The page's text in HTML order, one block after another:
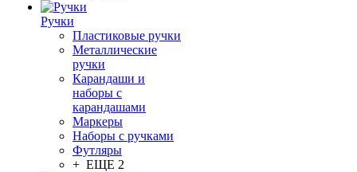
Ручки
Пластиковые ручки
Металлические
ручки
Карандаши и
наборы с
карандашами
Маркеры
Наборы с ручками
Футляры
+ ЕЩЕ 2